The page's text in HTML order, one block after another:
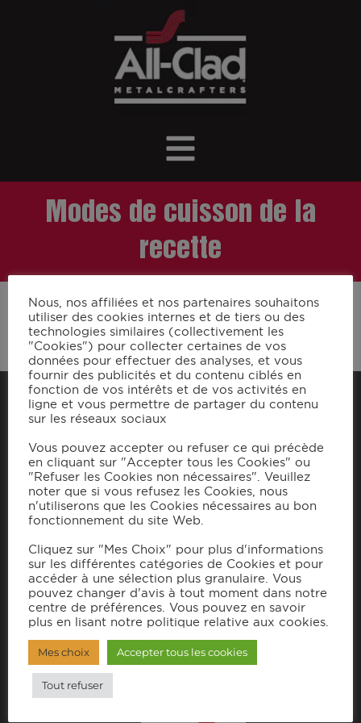
Modes de cuisson de la
recette
SAV
– Conditions générales de ventes (C.G.V.)
– Conditions générales d’utilisation
(C.G.U.)
– Politique de confidentialité
– Politique de cookies
– Nous contacter
– Boutique
– Espace Partenaire
Inscrivez-vous pour recevoir toutes nos
actualités
Nous, nos affiliées et nos partenaires souhaitons
utiliser des cookies internes et de tiers ou des
technologies similaires (collectivement les
"Cookies") pour collecter certaines de vos
données pour effectuer des analyses, et vous
fournir des publicités et du contenu ciblés en
fonction de vos intérêts et de vos activités en
ligne et vous permettre de partager du contenu
sur les réseaux sociaux
Vous pouvez accepter ou refuser ce qui précède
en cliquant sur "Accepter tous les Cookies" ou
"Refuser les Cookies non nécessaires". Veuillez
noter que si vous refusez les Cookies, nous
n'utiliserons que les Cookies nécessaires au bon
fonctionnement du site Web.
Cliquez sur "Mes Choix" pour plus d'informations
sur les différentes catégories de Cookies et pour
accéder à une sélection plus granulaire. Vous
pouvez changer d'avis à tout moment dans notre
centre de préférences. Vous pouvez en savoir
plus en lisant notre politique relative aux cookies.
Mes choix Accepter tous les cookies
Tout refuser